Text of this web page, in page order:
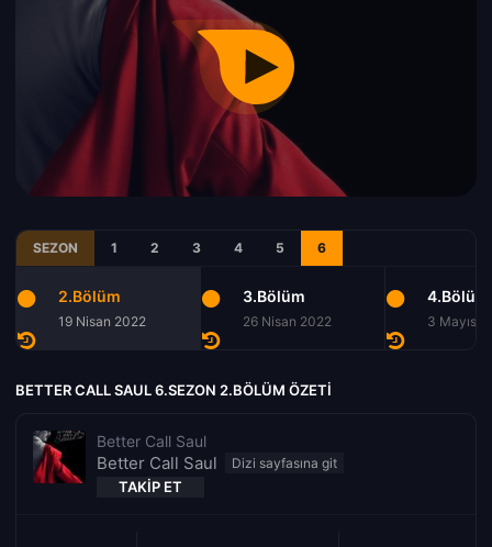
SEZON 1 2 3 4 5 6
2.Bölüm
19 Nisan 2022
3.Bölüm
26 Nisan 2022
4.Bölüm
3 Mayıs
BETTER CALL SAUL 6.SEZON 2.BÖLÜM ÖZETI
Better Call Saul
Better Call Saul
TAKIP ET